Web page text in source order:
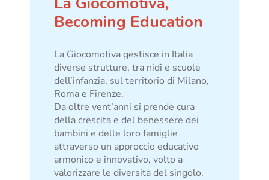
Becoming Education
La Giocomotiva gestisce in Italia
diverse strutture, tra nidi e scuole
dell’infanzia, sul territorio di Milano,
Roma e Firenze.
Da oltre vent’anni si prende cura
della crescita e del benessere dei
bambini e delle loro famiglie
attraverso un approccio educativo
armonico e innovativo, volto a
valorizzare le diversità del singolo.